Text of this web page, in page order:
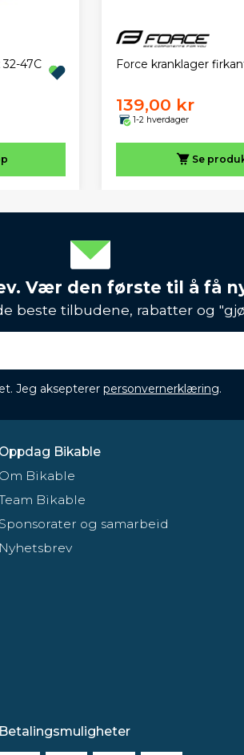
47C
Force kranklager
139,00 kr
1-2 hverdager
Se
Vær den første til å få
beste tilbudene, rabatter og
Jeg aksepterer personvernerklæring.
Oppdag Bikable
Om Bikable
Bikable
Sponsorater og samarbeid
Nyhetsbrev
Betalingsmuligheter